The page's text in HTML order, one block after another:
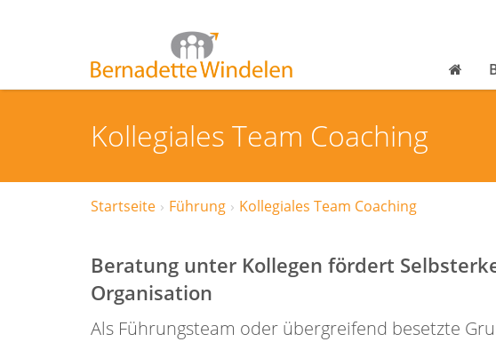
Kollegiales Team Coaching
Startseite Führung Kollegiales Team Coaching
Beratung unter Kollegen fördert
Organisation
Als Führungsteam oder übergreifend besetzte